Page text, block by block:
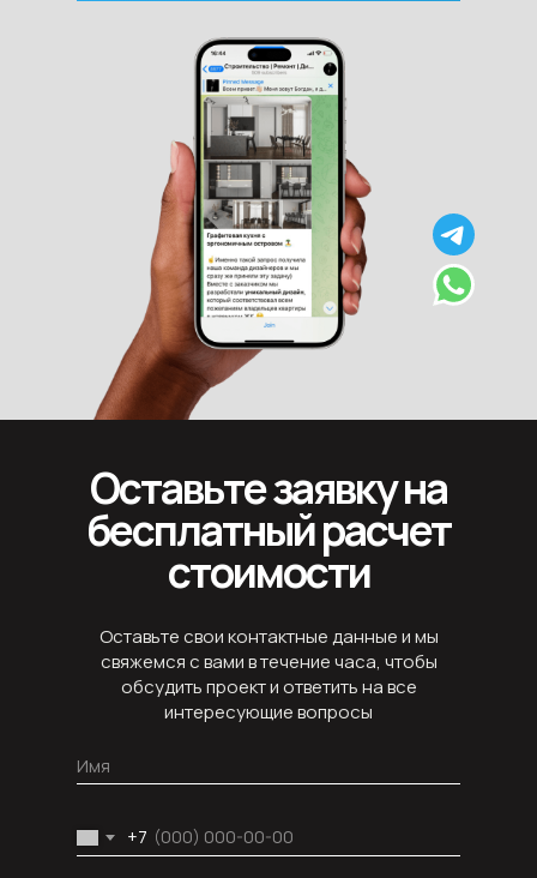
Проект "Угловая"
Проект "Green Space"
Оставьте заявку на
бесплатный расчет
стоимости
Оставьте свои контактные данные и мы
свяжемся с вами в течение часа, чтобы
обсудить проект и ответить на все
интересующие вопросы
+7